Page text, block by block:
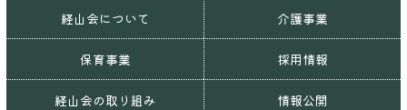
経山会について 介護事業
保育事業 採用情報
経山会の取り組み 情報公開